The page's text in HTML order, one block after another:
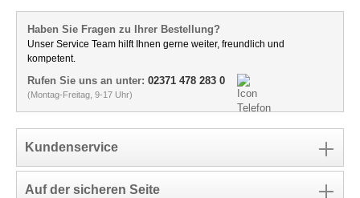
Haben Sie Fragen zu Ihrer Bestellung?
Unser Service Team hilft Ihnen gerne weiter, freundlich und
kompetent.
Rufen Sie uns an unter: 02371 478 283 0
(Montag-Freitag, 9-17 Uhr)
Kundenservice
Auf der sicheren Seite